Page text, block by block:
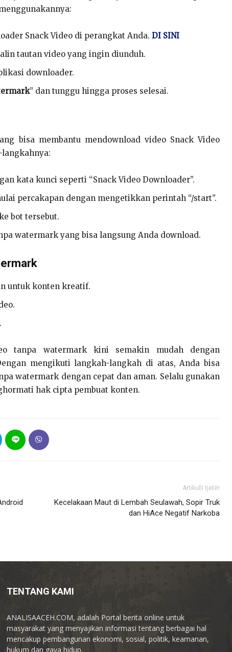
Snack Video di perangkat Anda. DI SINI
tautan video yang ingin diunduh.
downloader.
” dan tunggu hingga proses selesai.
bisa membantu mendownload video Snack Video
kata kunci seperti “Snack Video Downloader”.
percakapan dengan mengetikkan perintah “/start”.
bot tersebut.
watermark yang bisa langsung Anda download.
untuk konten kreatif.
tanpa watermark kini semakin mudah dengan
mengikuti langkah-langkah di atas, Anda bisa
watermark dengan cepat dan aman. Selalu gunakan
hak cipta pembuat konten.
Artikulli tjetër
Kecelakaan Maut di Lembah Seulawah, Sopir Truk
dan HiAce Negatif Narkoba
TENTANG KAMI
ANALISAACEH.COM, adalah Portal berita online untuk
masyarakat yang menyajikan informasi tentang berbagai hal
mencakup pembangunan ekonomi, sosial, politik, keamanan,
hukum dan gaya hidup.